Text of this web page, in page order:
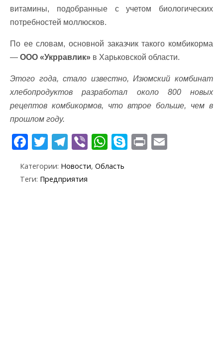
витамины, подобранные с учетом биологических
потребностей моллюсков.
По ее словам, основной заказчик такого комбикорма
— ООО «Укрравлик» в Харьковской области.
Этого года, стало известно, Изюмский комбинат
хлебопродуктов разработал около 800 новых
рецептов комбикормов, что втрое больше, чем в
прошлом году.
F
e
T
itt
er
T
e
Vi
er
W
at
S Pr
Категории: Новости, Область
Теги: Предприятия